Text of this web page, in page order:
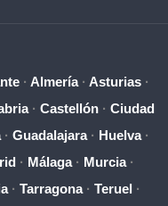
· Almería· Asturias ·
· Castellón· Ciudad
· Guadalajara· Huelva·
· Málaga· Murcia·
· Tarragona· Teruel ·